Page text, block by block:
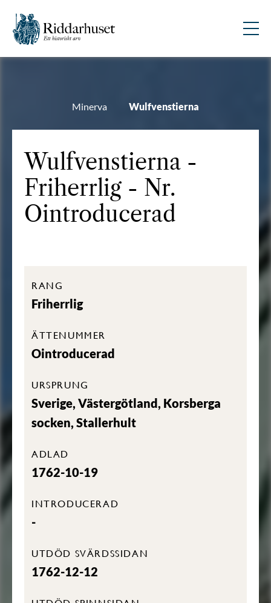
Minerva Wulfvenstierna
Wulfvenstierna -
Friherrlig - Nr.
Ointroducerad
RANG
Friherrlig
ÄTTENUMMER
Ointroducerad
URSPRUNG
Sverige, Västergötland, Korsberga
socken, Stallerhult
ADLAD
1762-10-19
INTRODUCERAD
-
UTDÖD SVÄRDSSIDAN
1762-12-12